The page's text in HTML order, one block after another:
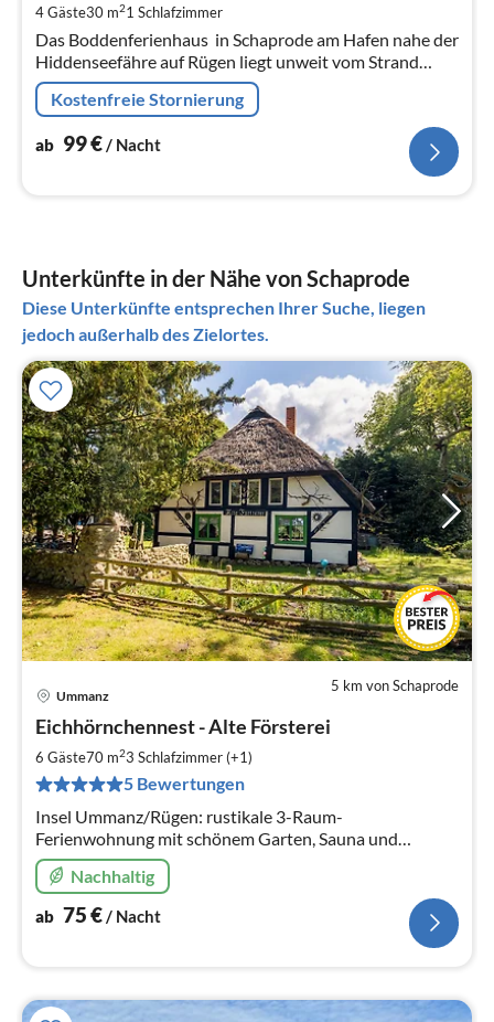
4 Gäste30 m21 Schlafzimmer
Das Boddenferienhaus  in Schaprode am Hafen nahe der
Hiddenseefähre auf Rügen liegt unweit vom Strand
sowie den Restaurants und bietet in 2023 liebevoll
sanierte Unterkünfte mit...
Kostenfreie Stornierung
ab 99€/ Nacht
Unterkünfte in der Nähe von Schaprode
Diese Unterkünfte entsprechen Ihrer Suche, liegen
jedoch außerhalb des Zielortes.
5 km von Schaprode
Ummanz
Eichhörnchennest - Alte Försterei
6 Gäste70 m23 Schlafzimmer (+1)
5 Bewertungen
Insel Ummanz/Rügen: rustikale 3-Raum-
Ferienwohnung mit schönem Garten, Sauna und
Parkplatz.
Nachhaltig
ab 75€/ Nacht